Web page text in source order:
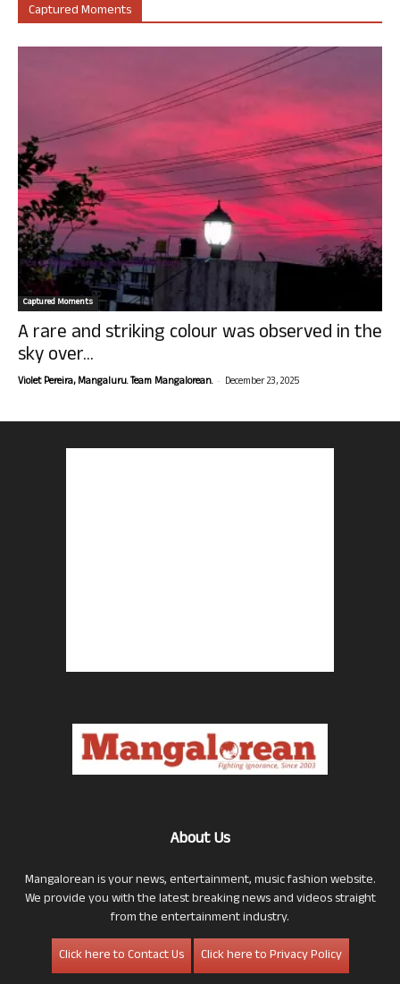
Captured Moments
Captured Moments
A rare and striking colour was observed in the
sky over...
Violet Pereira, Mangaluru. Team Mangalorean. - December 23, 2025
About Us
Mangalorean is your news, entertainment, music fashion website.
We provide you with the latest breaking news and videos straight
from the entertainment industry.
Click here to Contact Us
Click here to Privacy Policy